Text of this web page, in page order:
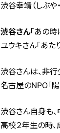
渋谷幸靖（しぶや
渋谷さん「あの
ユウキさん「あた
渋谷さんは、非
名古屋のNPO「陽
渋谷さん自身も
高校２年生の時